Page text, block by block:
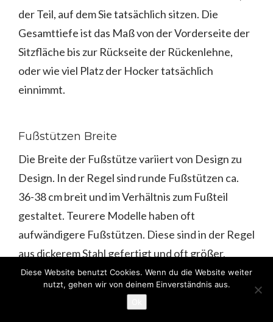
der Teil, auf dem Sie tatsächlich sitzen. Die
Gesamttiefe ist das Maß von der Vorderseite der
Sitzfläche bis zur Rückseite der Rückenlehne,
oder wie viel Platz der Hocker tatsächlich
einnimmt.
Fußstützen Breite
Die Breite der Fußstütze variiert von Design zu
Design. In der Regel sind runde Fußstützen ca.
36-38 cm breit und im Verhältnis zum Fußteil
gestaltet. Teurere Modelle haben oft
aufwändigere Fußstützen. Diese sind in der Regel
aus dickerem Stahl gefertigt und oft größer,
wiederum im Verhältnis zum Untergestell.
Diese Website benutzt Cookies. Wenn du die Website weiter
nutzt, gehen wir von deinem Einverständnis aus.